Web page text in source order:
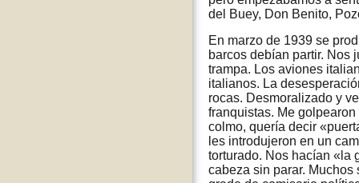
del Buey, Don Benito,
En marzo de 1939 se
barcos debían partir. Nos
trampa. Los aviones
italianos. La
rocas. Desmoralizado y
franquistas. Me
colmo, quería decir
les introdujeron en un
torturado. Nos hacían «la
cabeza sin parar.